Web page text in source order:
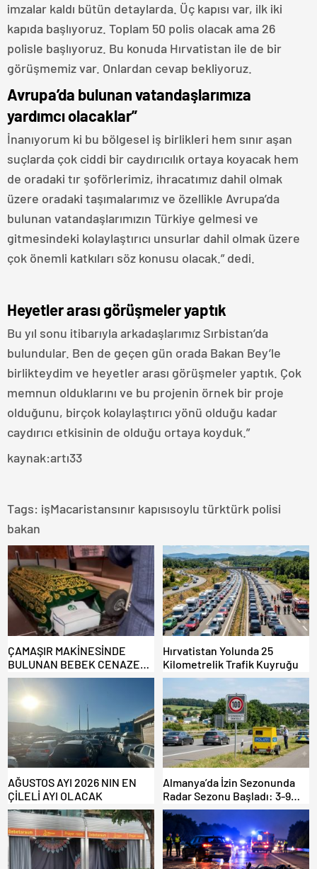
imzalar kaldı bütün detaylarda. Üç kapısı var, ilk iki
kapıda başlıyoruz. Toplam 50 polis olacak ama 26
polisle başlıyoruz. Bu konuda Hırvatistan ile de bir
görüşmemiz var. Onlardan cevap bekliyoruz.
Avrupa’da bulunan vatandaşlarımıza
yardımcı olacaklar”
İnanıyorum ki bu bölgesel iş birlikleri hem sınır aşan
suçlarda çok ciddi bir caydırıcılık ortaya koyacak hem
de oradaki tır şoförlerimiz, ihracatımız dahil olmak
üzere oradaki taşımalarımız ve özellikle Avrupa’da
bulunan vatandaşlarımızın Türkiye gelmesi ve
gitmesindeki kolaylaştırıcı unsurlar dahil olmak üzere
çok önemli katkıları söz konusu olacak.” dedi.
Heyetler arası görüşmeler yaptık
Bu yıl sonu itibarıyla arkadaşlarımız Sırbistan’da
bulundular. Ben de geçen gün orada Bakan Bey’le
birlikteydim ve heyetler arası görüşmeler yaptık. Çok
memnun olduklarını ve bu projenin örnek bir proje
olduğunu, birçok kolaylaştırıcı yönü olduğu kadar
caydırıcı etkisinin de olduğu ortaya koyduk.”
kaynak:artı33
Tags: işMacaristansınır kapısısoylu türktürk polisi
bakan
ÇAMAŞIR MAKİNESİNDE
BULUNAN BEBEK CENAZESİ
ŞOK ETTİ
Hırvatistan Yolunda 25
Kilometrelik Trafik Kuyruğu
AĞUSTOS AYI 2026 NIN EN
ÇİLELİ AYI OLACAK
Almanya’da İzin Sezonunda
Radar Sezonu Başladı: 3-9
Ağustos’ta Radar Hız
Denetimi Yapılacak!